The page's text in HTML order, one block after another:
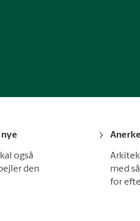
også
den
med
for